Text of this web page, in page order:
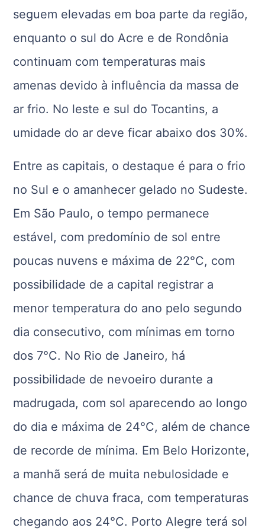
seguem elevadas em boa parte da região,
enquanto o sul do Acre e de Rondônia
continuam com temperaturas mais
amenas devido à influência da massa de
ar frio. No leste e sul do Tocantins, a
umidade do ar deve ficar abaixo dos 30%.
Entre as capitais, o destaque é para o frio
no Sul e o amanhecer gelado no Sudeste.
Em São Paulo, o tempo permanece
estável, com predomínio de sol entre
poucas nuvens e máxima de 22°C, com
possibilidade de a capital registrar a
menor temperatura do ano pelo segundo
dia consecutivo, com mínimas em torno
dos 7°C. No Rio de Janeiro, há
possibilidade de nevoeiro durante a
madrugada, com sol aparecendo ao longo
do dia e máxima de 24°C, além de chance
de recorde de mínima. Em Belo Horizonte,
a manhã será de muita nebulosidade e
chance de chuva fraca, com temperaturas
chegando aos 24°C. Porto Alegre terá sol